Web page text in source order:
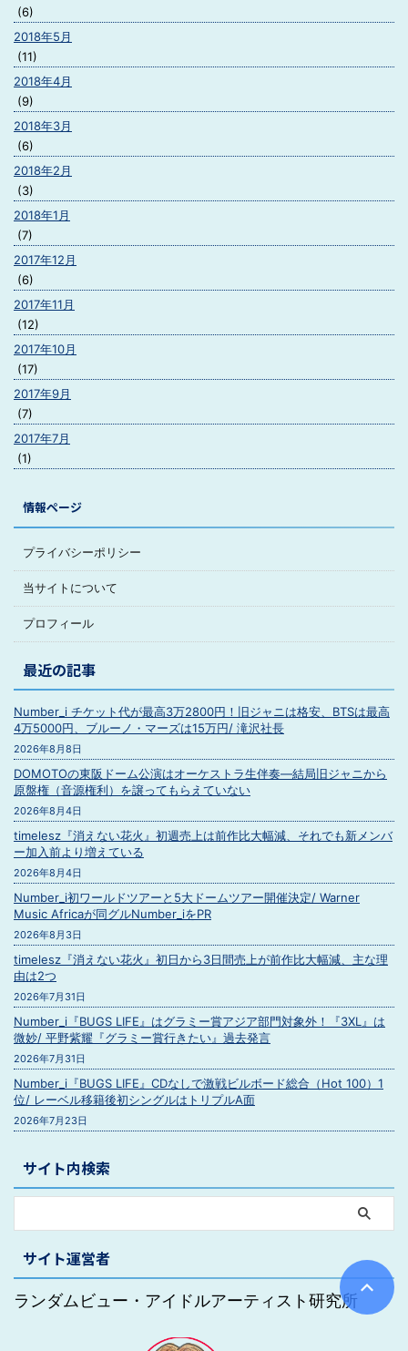
(6)
2018年5月
(11)
2018年4月
(9)
2018年3月
(6)
2018年2月
(3)
2018年1月
(7)
2017年12月
(6)
2017年11月
(12)
2017年10月
(17)
2017年9月
(7)
2017年7月
(1)
情報ページ
プライバシーポリシー
当サイトについて
プロフィール
最近の記事
Number_i チケット代が最高3万2800円！旧ジャニは格安、BTSは最高
4万5000円、ブルーノ・マーズは15万円/ 滝沢社長
2026年8月8日
DOMOTOの東阪ドーム公演はオーケストラ生伴奏―結局旧ジャニから
原盤権（音源権利）を譲ってもらえていない
2026年8月4日
timelesz『消えない花火』初週売上は前作比大幅減、それでも新メンバ
ー加入前より増えている
2026年8月4日
Number_i初ワールドツアーと5大ドームツアー開催決定/ Warner
Music Africaが同グルNumber_iをPR
2026年8月3日
timelesz『消えない花火』初日から3日間売上が前作比大幅減、主な理
由は2つ
2026年7月31日
Number_i『BUGS LIFE』はグラミー賞アジア部門対象外！『3XL』は
微妙/ 平野紫耀『グラミー賞行きたい』過去発言
2026年7月31日
Number_i『BUGS LIFE』CDなしで激戦ビルボード総合（Hot 100）1
位/ レーベル移籍後初シングルはトリプルA面
2026年7月23日
サイト内検索
サイト運営者
ランダムビュー・アイドルアーティスト研究所